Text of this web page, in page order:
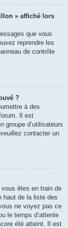
» affiché lors
que vous
reprendre les
de contrôle
?
à des
Il est
groupe d’utilisateurs
contacter un
êtes en train de
haut de la liste des
ne voyez pas ce
le temps d’attente
été atteint. Il est